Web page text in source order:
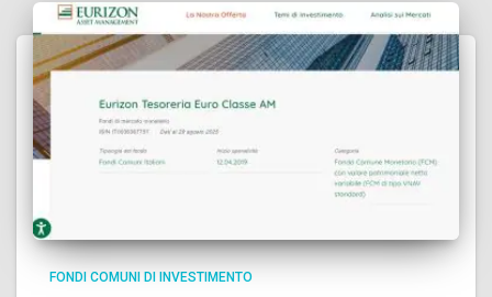
FONDI COMUNI DI INVESTIMENTO